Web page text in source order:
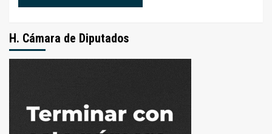
H. Cámara de Diputados